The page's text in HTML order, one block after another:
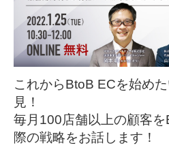
これからBtoB ECを始め
見！
毎月100店舗以上の顧客
際の戦略をお話します！